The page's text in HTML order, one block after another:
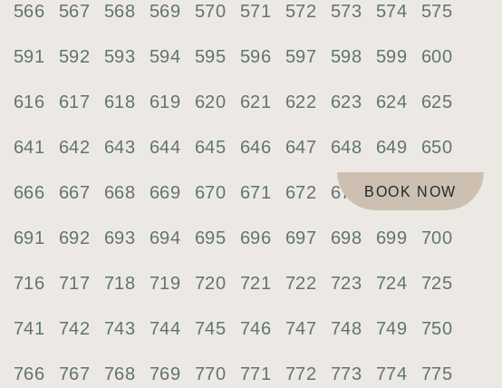
BOOK NOW
566 567 568 569 570 571 572 573 574 575
591 592 593 594 595 596 597 598 599 600
616 617 618 619 620 621 622 623 624 625
641 642 643 644 645 646 647 648 649 650
666 667 668 669 670 671 672 673 674 675
691 692 693 694 695 696 697 698 699 700
716 717 718 719 720 721 722 723 724 725
741 742 743 744 745 746 747 748 749 750
766 767 768 769 770 771 772 773 774 775